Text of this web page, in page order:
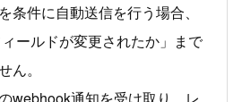
条件に自動送信を行う場合、
ールドが変更されたか」まで
ん。